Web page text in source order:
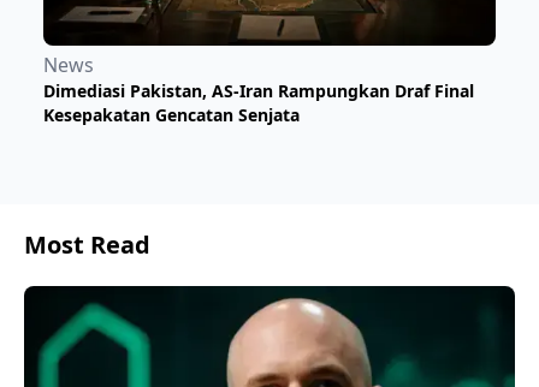
News
Dimediasi Pakistan, AS-Iran Rampungkan Draf Final
Kesepakatan Gencatan Senjata
Most Read